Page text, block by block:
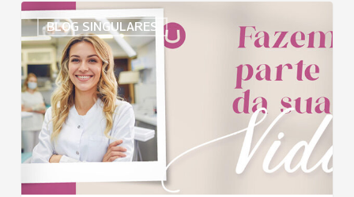
BLOG SINGULARES
Uniodonto
Piracicaba
celebra
o
Dia
do
Dentista